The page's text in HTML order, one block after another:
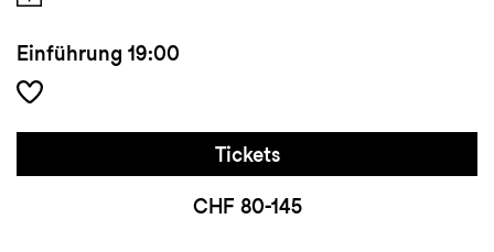
Einführung 19:00
Tickets
CHF 80-145